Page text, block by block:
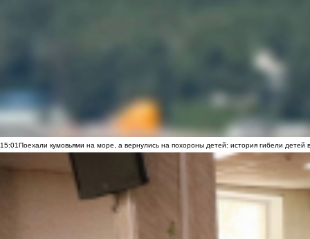
15:01Поехали кумовьями на море, а вернулись на похороны детей: история гибели детей